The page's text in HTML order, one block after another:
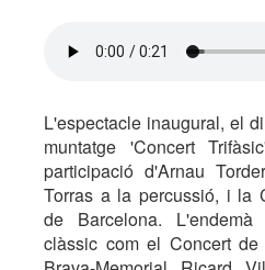
L'espectacle inaugural, el
muntatge 'Concert
participació d'Arnau
Torras a la percussió, i la
de Barcelona.
clàssic com el Concert